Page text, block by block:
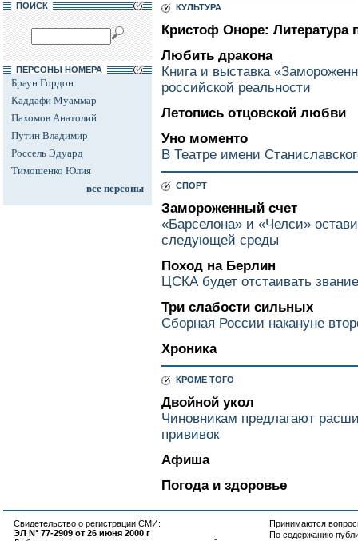
ПОИСК
ПЕРСОНЫ НОМЕРА
Браун Гордон
Каддафи Муаммар
Пахомов Анатолий
Путин Владимир
Россель Эдуард
Тимошенко Юлия
все персоны
КУЛЬТУРА
Кристоф Оноре: Литература
Любить дракона
Книга и выставка
российской реальности
Летопись отцовской любви
Уно моменто
В Театре имени
СПОРТ
Замороженный счет
«Барселона» и «Челси»
следующей среды
Поход на Берлин
ЦСКА будет отстаивать
Три слабости сильных
Сборная России накануне
Хроника
КРОМЕ ТОГО
Двойной укол
Чиновникам предлагают
прививок
Афиша
Погода и здоровье
Свидетельство о регистрации СМИ:
ЭЛ N° 77-2909 от 26 июня 2000 г
Принимаются
По содержанию